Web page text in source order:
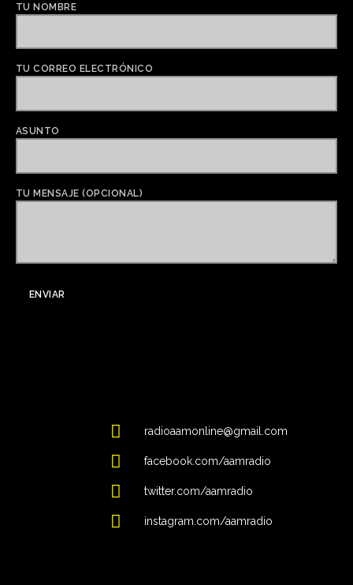
TU NOMBRE
TU CORREO ELECTRÓNICO
ASUNTO
TU MENSAJE (OPCIONAL)
radioaamonline@gmail.com
facebook.com/aamradio
twitter.com/aamradio
instagram.com/aamradio